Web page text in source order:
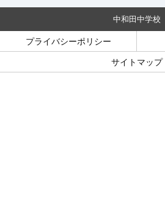
中和田中学校
プライバシーポリシー
サイトマップ